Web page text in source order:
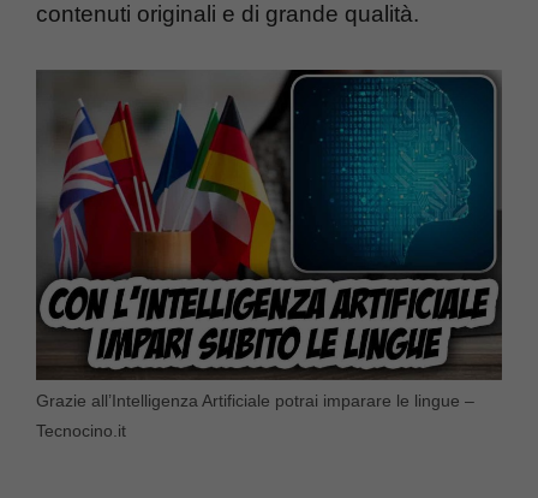
contenuti originali e di grande qualità.
Grazie all’Intelligenza Artificiale potrai imparare le lingue –
Tecnocino.it